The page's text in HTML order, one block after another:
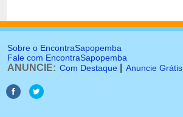
Sobre o EncontraSapopemba
Fale com EncontraSapopemba
ANUNCIE: Com Destaque Anuncie Grátis